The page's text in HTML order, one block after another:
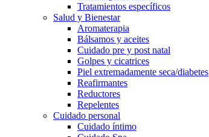
Tratamientos específicos
Salud y Bienestar
Aromaterapia
Bálsamos y aceites
Cuidado pre y post natal
Golpes y cicatrices
Piel extremadamente seca/diabetes
Reafirmantes
Reductores
Repelentes
Cuidado personal
Cuidado íntimo